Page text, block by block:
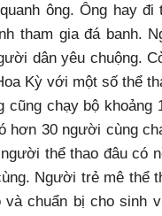
ông. Ông hay
tham gia đá banh.
dân yêu chuộng.
Kỳ với một số thể
cũng chạy bộ
hơn 30 người cùng
thể thao đâu có
Người trẻ mê thể
và chuẩn bị cho sinh